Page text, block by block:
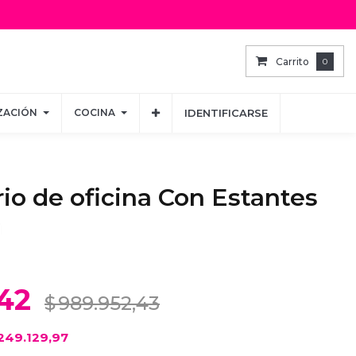
Carrito 0
COCINA IDENTIFICARSE
Carrito 0
COCINA IDENTIFICARSE
de oficina Con Estantes
$989.952,43